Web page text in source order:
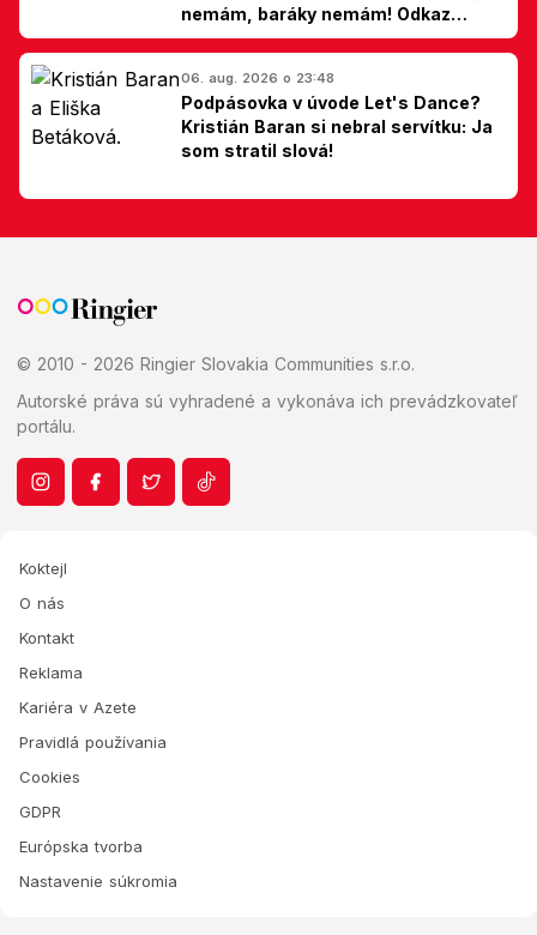
nemám, baráky nemám! Odkaz
Slovákom
06. aug. 2026 o 23:48
Podpásovka v úvode Let's Dance?
Kristián Baran si nebral servítku: Ja
som stratil slová!
© 2010 - 2026 Ringier Slovakia Communities s.r.o.
Autorské práva sú vyhradené a vykonáva ich prevádzkovateľ
portálu.
Koktejl
O nás
Kontakt
Reklama
Kariéra v Azete
Pravidlá používania
Cookies
GDPR
Európska tvorba
Nastavenie súkromia